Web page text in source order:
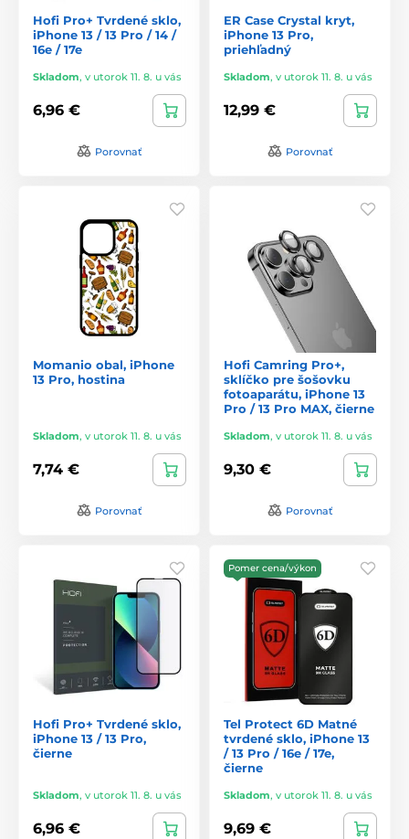
Hofi Pro+ Tvrdené sklo,
iPhone 13 / 13 Pro / 14 /
16e / 17e
Skladom, v utorok 11. 8. u vás
6,96 €
Porovnať
ER Case Crystal kryt,
iPhone 13 Pro,
priehľadný
Skladom, v utorok 11. 8. u vás
12,99 €
Porovnať
Momanio obal, iPhone
13 Pro, hostina
Skladom, v utorok 11. 8. u vás
7,74 €
Porovnať
Hofi Camring Pro+,
sklíčko pre šošovku
fotoaparátu, iPhone 13
Pro / 13 Pro MAX, čierne
Skladom, v utorok 11. 8. u vás
9,30 €
Porovnať
Hofi Pro+ Tvrdené sklo,
iPhone 13 / 13 Pro,
čierne
Skladom, v utorok 11. 8. u vás
6,96 €
Pomer cena/výkon
Tel Protect 6D Matné
tvrdené sklo, iPhone 13
/ 13 Pro / 16e / 17e,
čierne
Skladom, v utorok 11. 8. u vás
9,69 €